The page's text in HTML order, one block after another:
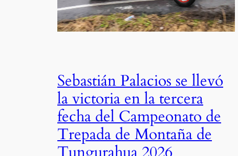
Sebastián Palacios se llevó
la victoria en la tercera
fecha del Campeonato de
Trepada de Montaña de